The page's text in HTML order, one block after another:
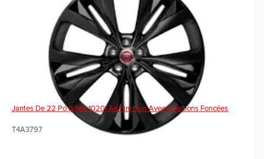
Jantes De 22 Po (Style 1020) Au Fini Noir Avec Insertions Foncées
T4A3797